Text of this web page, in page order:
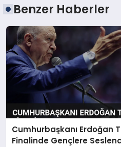
Benzer Haberler
Cumhurbaşkanı Erdoğan
Finalinde Gençlere